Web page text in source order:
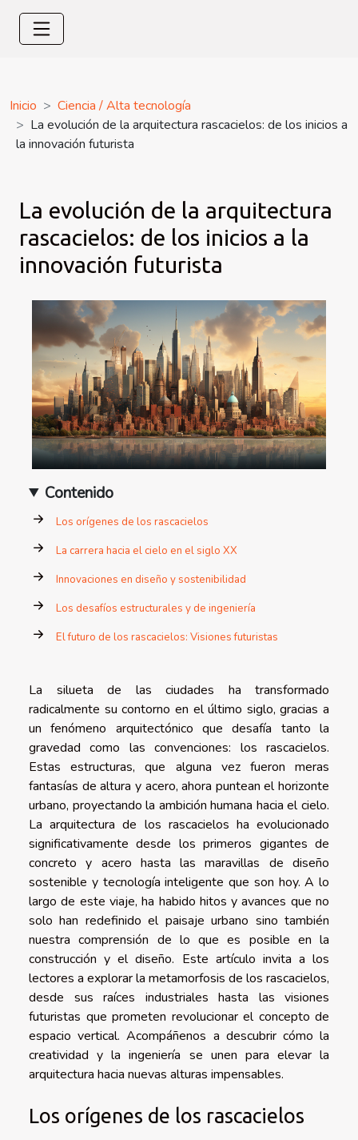
Inicio
Ciencia / Alta tecnología
La evolución de la arquitectura rascacielos: de los inicios a
la innovación futurista
La evolución de la arquitectura
rascacielos: de los inicios a la
innovación futurista
Contenido
Los orígenes de los rascacielos
La carrera hacia el cielo en el siglo XX
Innovaciones en diseño y sostenibilidad
Los desafíos estructurales y de ingeniería
El futuro de los rascacielos: Visiones futuristas
La silueta de las ciudades ha transformado
radicalmente su contorno en el último siglo, gracias a
un fenómeno arquitectónico que desafía tanto la
gravedad como las convenciones: los rascacielos.
Estas estructuras, que alguna vez fueron meras
fantasías de altura y acero, ahora puntean el horizonte
urbano, proyectando la ambición humana hacia el cielo.
La arquitectura de los rascacielos ha evolucionado
significativamente desde los primeros gigantes de
concreto y acero hasta las maravillas de diseño
sostenible y tecnología inteligente que son hoy. A lo
largo de este viaje, ha habido hitos y avances que no
solo han redefinido el paisaje urbano sino también
nuestra comprensión de lo que es posible en la
construcción y el diseño. Este artículo invita a los
lectores a explorar la metamorfosis de los rascacielos,
desde sus raíces industriales hasta las visiones
futuristas que prometen revolucionar el concepto de
espacio vertical. Acompáñenos a descubrir cómo la
creatividad y la ingeniería se unen para elevar la
arquitectura hacia nuevas alturas impensables.
Los orígenes de los rascacielos